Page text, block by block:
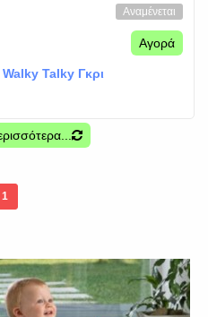
Αναμένεται
Αγορά
Talky Γκρι
1